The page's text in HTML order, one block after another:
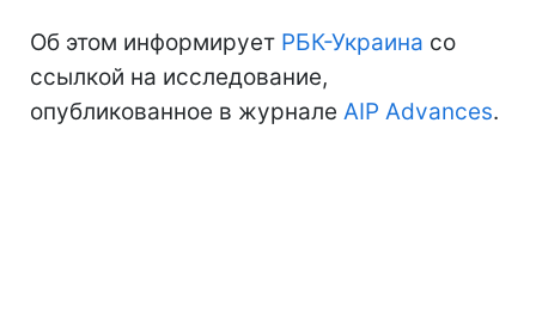
Об этом информирует РБК-Украина со
ссылкой на исследование,
опубликованное в журнале AIP Advances.